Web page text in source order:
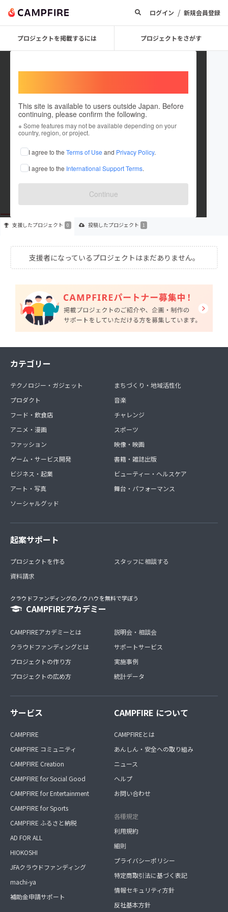
ログイン / 新規会員登録
プロジェクトを掲載するには プロジェクトをさがす
This site is available to users outside Japan. Before
continuing, please confirm the following.
※ Some features may not be available depending on your
country, region, or project.
I agree to the Terms of Use and Privacy Policy.
I agree to the International Support Terms.
Continue
kimuramachiko
これまでに1件のプロジェクトを投稿しています
在住国：未設定
出身国：未設定
支援したプロジェクト 0 投稿したプロジェクト 1
支援者になっているプロジェクトはまだありません。
カテゴリー
テクノロジー・ガジェット
プロダクト
フード・飲食店
アニメ・漫画
ファッション
ゲーム・サービス開発
ビジネス・起業
アート・写真
ソーシャルグッド
まちづくり・地域活性化
音楽
チャレンジ
スポーツ
映像・映画
書籍・雑誌出版
ビューティー・ヘルスケア
舞台・パフォーマンス
起案サポート
プロジェクトを作る
資料請求
スタッフに相談する
クラウドファンディングのノウハウを無料で学ぼう
CAMPFIREアカデミー
CAMPFIREアカデミーとは
クラウドファンディングとは
プロジェクトの作り方
プロジェクトの広め方
説明会・相談会
サポートサービス
実施事例
統計データ
サービス
CAMPFIRE
CAMPFIRE コミュニティ
CAMPFIRE Creation
CAMPFIRE for Social Good
CAMPFIRE for Entertainment
CAMPFIRE for Sports
CAMPFIRE ふるさと納税
AD FOR ALL
HIOKOSHI
JFAクラウドファンディング
machi-ya
補助金申請サポート
CAMPFIRE について
CAMPFIREとは
あんしん・安全への取り組み
ニュース
ヘルプ
お問い合わせ
各種規定
利用規約
細則
プライバシーポリシー
特定商取引法に基づく表記
情報セキュリティ方針
反社基本方針